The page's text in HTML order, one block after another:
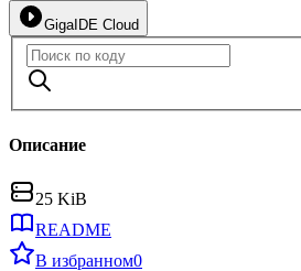
GigaIDE Cloud
Описание
25 KiB
README
В избранном0